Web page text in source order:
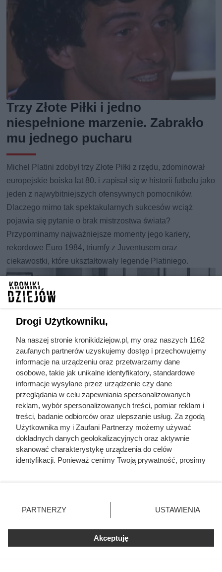
Trzy Złote Piłki i jedno
niespełnione marzenie. Zabrakło
mu jednego pucharu
Michel Platini zdobył trzy Złote Piłki z rzędu, zdominował
europejskie boiska lat 80. i zapisał się w historii futbolu jako
jeden z najwybitniejszych ofensywnych pomocników.
Dlaczego mimo tak spektakularnych sukcesów wciąż
pojawia się pytanie o brak mistrzostwa świata?
Przypominamy najważniejsze momenty jego kariery,
rekordowe Euro 1984, triumfy z Juventusem oraz
ciekawostki, które ukształtowały legendę Platiniego.
Zapomniał posprzątać
laboratorium. Dzięki temu
dokonał odkrycia, które uratowało
Alexander Fleming to naukowiec, który dzięki
przypadkowemu odkryciu penicyliny zmienił historię
medycyny. Poznaj kulisy jego badań, drogę do Nagrody
Nobla, znaczenie antybiotyków oraz ciekawostki z życia
Drogi Użytkowniku,
Na naszej stronie kronikidziejow.pl, my oraz naszych 1162
zaufanych partnerów uzyskujemy dostęp i przechowujemy
informacje na urządzeniu oraz przetwarzamy dane
osobowe, takie jak unikalne identyfikatory, standardowe
informacje wysyłane przez urządzenie czy dane
przeglądania w celu zapewniania spersonalizowanych
reklam, wybór spersonalizowanych treści, pomiar reklam i
treści, badanie odbiorców oraz ulepszanie usług. Za zgodą
Użytkownika my i Zaufani Partnerzy możemy używać
dokładnych danych geolokalizacyjnych oraz aktywnie
skanować charakterystykę urządzenia do celów
identyfikacji. Ponieważ cenimy Twoją prywatność, prosimy
prywatności znajdujący się w lewym dolnym rogu strony
. Niektóre rodzaje przetwarzania danych nie wymagają
zgody użytkownika, ale masz prawo sprzeciwić się
takiemu przetwarzaniu. Preferencje będą miały
zastosowania tylko na tej witrynie.
PARTNERZY USTAWIENIA
Akceptuję